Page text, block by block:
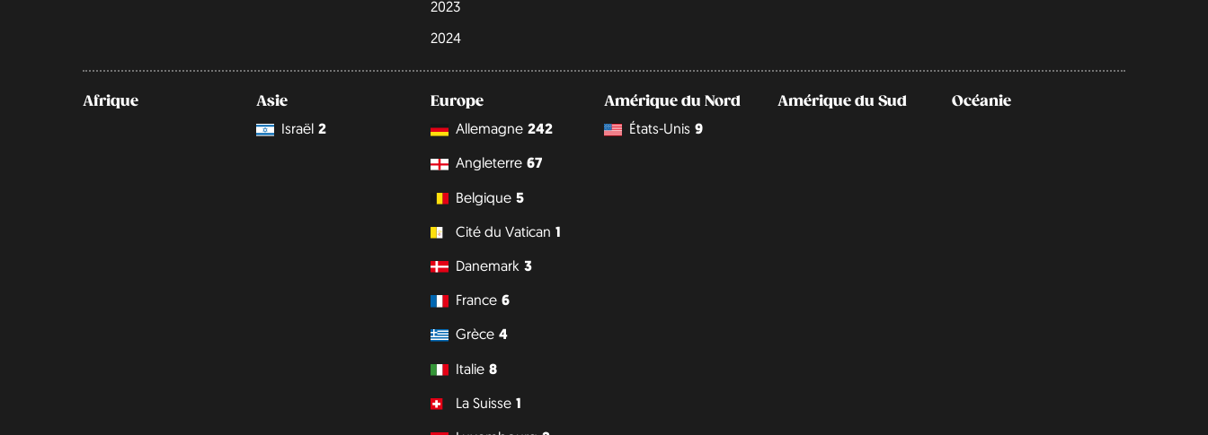
2023
2024
Afrique
Asie
Israël 2
Europe
Allemagne 242
Angleterre 67
Belgique 5
Cité du Vatican 1
Danemark 3
France 6
Grèce 4
Italie 8
La Suisse 1
Amérique du Nord
États-Unis 9
Amérique du Sud Océanie